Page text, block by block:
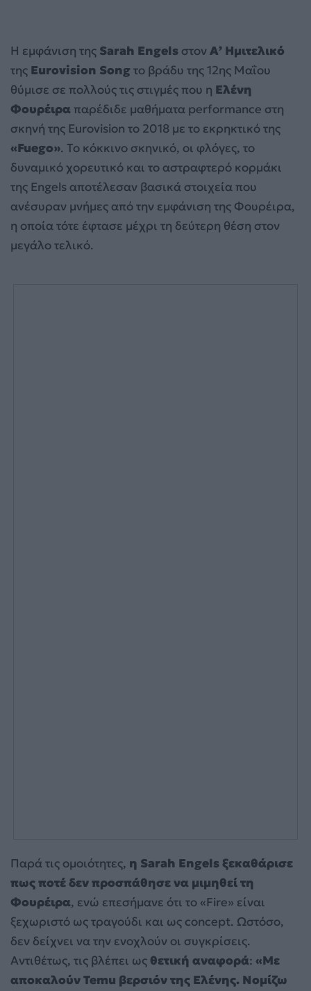
Η εμφάνιση της Sarah Engels στονΑ’ Ημιτελικό
της Eurovision Song το βράδυ της 12ης Μαΐου
θύμισε σε πολλούς τις στιγμές που η Ελένη
Φουρέιρα παρέδιδε μαθήματα performance στη
σκηνή της Eurovision το 2018 με το εκρηκτικό της
«Fuego». Το κόκκινο σκηνικό, οι φλόγες, το
δυναμικό χορευτικό και το αστραφτερό κορμάκι
της Engels αποτέλεσαν βασικά στοιχεία που
ανέσυραν μνήμες από την εμφάνιση της Φουρέιρα,
η οποία τότε έφτασε μέχρι τη δεύτερη θέση στον
μεγάλο τελικό.
Παρά τις ομοιότητες, η Sarah Engels ξεκαθάρισε
πως ποτέ δεν προσπάθησε να μιμηθεί τη
Φουρέιρα, ενώ επεσήμανε ότι το «Fire» είναι
ξεχωριστό ως τραγούδι και ως concept. Ωστόσο,
δεν δείχνει να την ενοχλούν οι συγκρίσεις.
Αντιθέτως, τις βλέπει ως θετική αναφορά: «Με
αποκαλούν Temu βερσιόν της Ελένης. Νομίζω